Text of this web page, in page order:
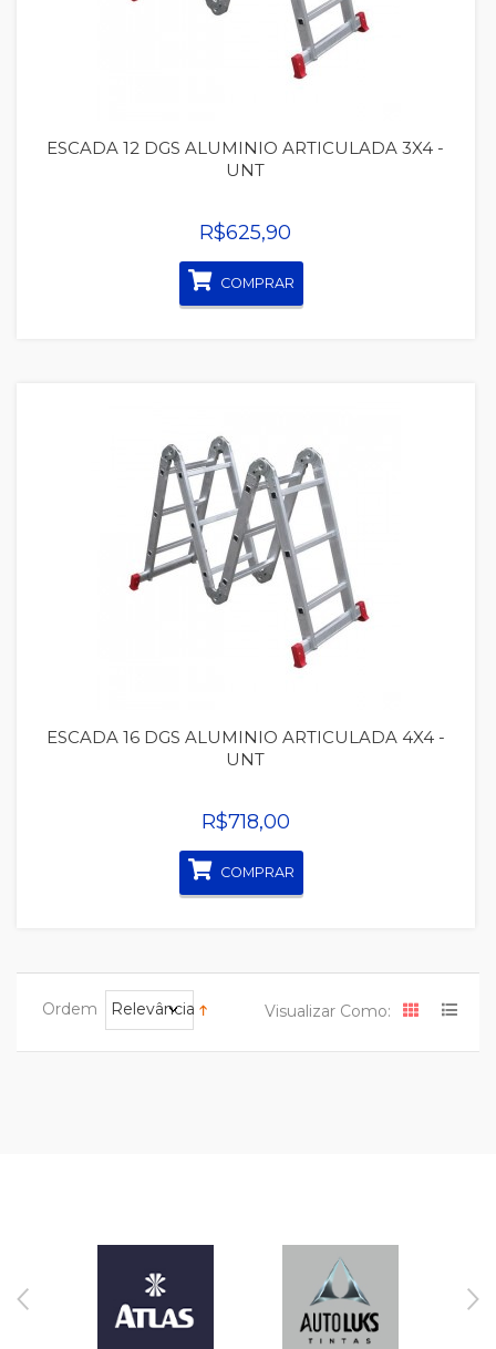
ESCADA 12 DGS ALUMINIO ARTICULADA 3X4 -
UNT
R$625,90
COMPRAR
Quickview
ESCADA 16 DGS ALUMINIO ARTICULADA 4X4 -
UNT
R$718,00
COMPRAR
Ordem Relevância Visualizar Como: